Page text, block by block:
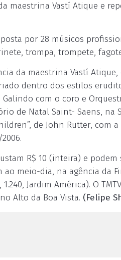
maestrina Vastí Atique e
por 28 músicos
trompa, trompete,
da maestrina Vastí
dentro dos estilos
com o coro e
de Natal Saint- Saens, na
de John Rutter, com
R$ 10 (inteira) e
meio-dia, na agência da
1.240, Jardim América). O
Alto da Boa Vista. (Felipe